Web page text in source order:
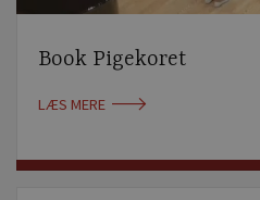
Book Pigekoret
LÆS MERE